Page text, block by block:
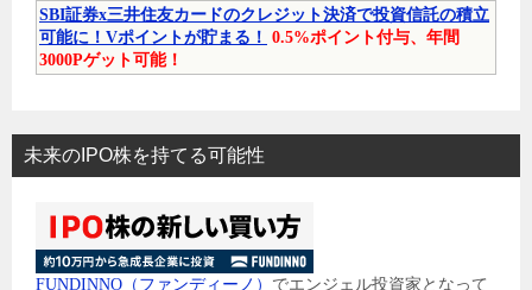
SBI証券x三井住友カードのクレジット決済で投資信託の積立
可能に！Vポイントが貯まる！ 0.5%ポイント付与、年間
3000Pゲット可能！
未来のIPO株を持てる可能性
FUNDINNO（ファンディーノ） でエンジェル投資家となって